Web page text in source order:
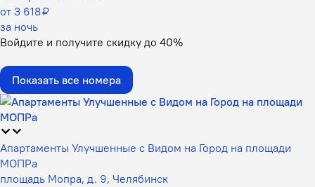
от 3 618 ₽
за ночь
Войдите и получите скидку до 40%
Показать все номера
Апартаменты Улучшенные с Видом на Город на площади
МОПРа
площадь Мопра, д. 9, Челябинск